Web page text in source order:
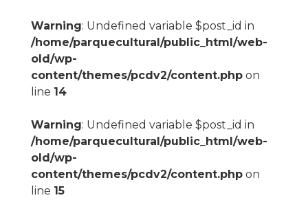
Warning: Undefined variable $post_id in
/home/parquecultural/public_html/web-
old/wp-
content/themes/pcdv2/content.phpon
line 14
Warning: Undefined variable $post_id in
/home/parquecultural/public_html/web-
old/wp-
content/themes/pcdv2/content.phpon
line 15